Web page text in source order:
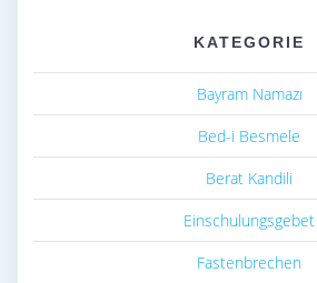
KATEGORIE
Bayram Namazı
Bed-i Besmele
Berat Kandili
Einschulungsgebet
Fastenbrechen